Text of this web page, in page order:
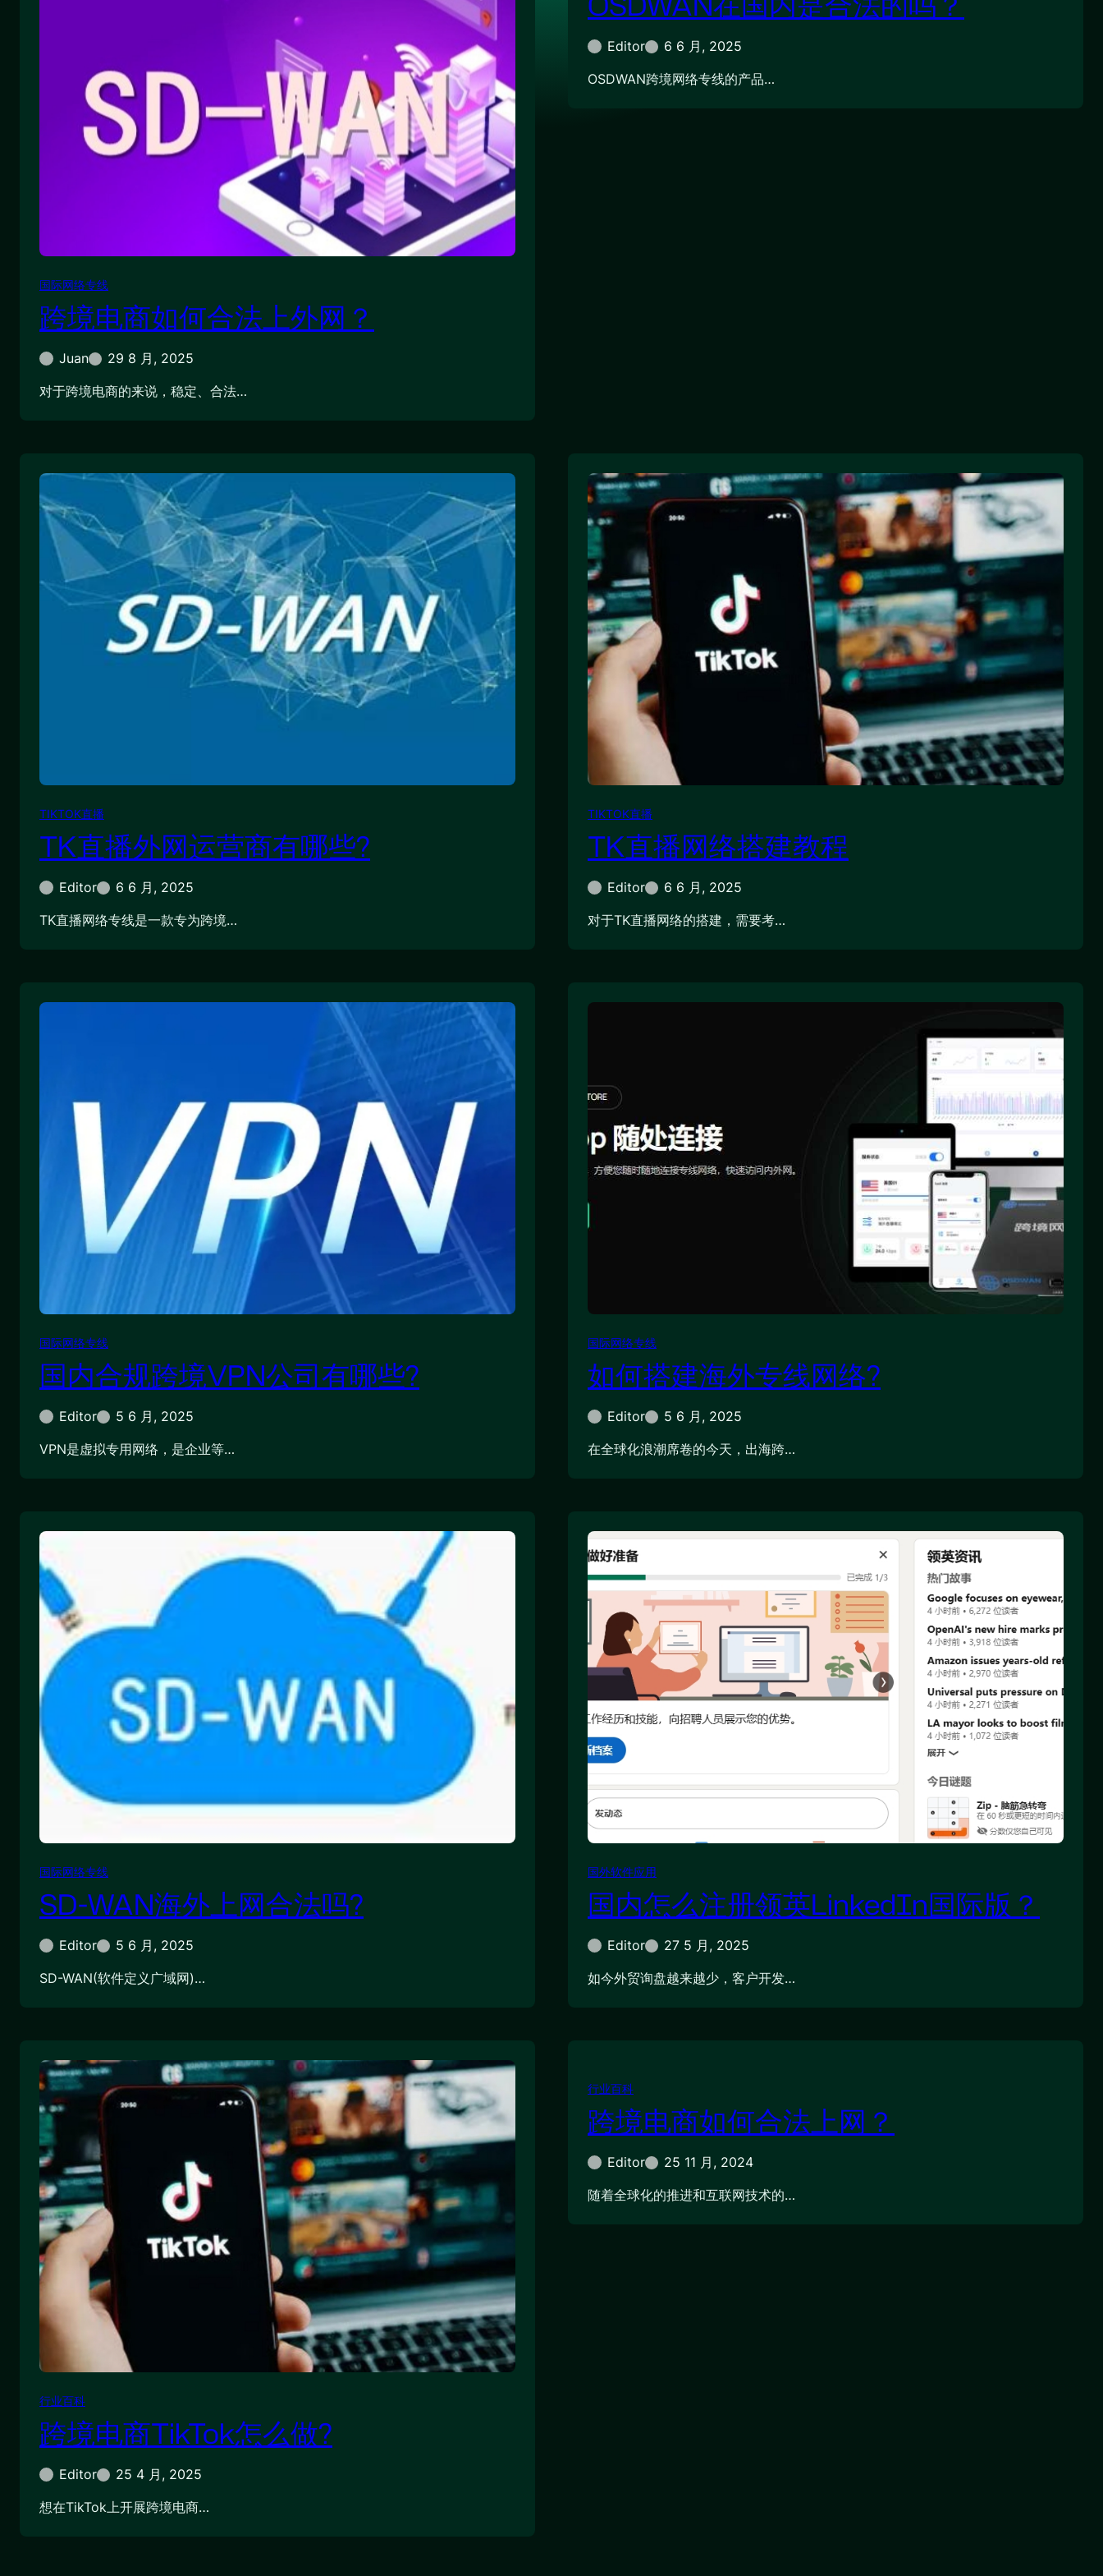
国际网络专线
跨境电商如何合法上外网？
Juan
29 8 月, 2025
对于跨境电商的来说，稳定、合法…
Editor
6 6 月, 2025
OSDWAN跨境网络专线的产品…
TIKTOK直播
TK直播外网运营商有哪些?
Editor
6 6 月, 2025
TK直播网络专线是一款专为跨境…
TIKTOK直播
TK直播网络搭建教程
Editor
6 6 月, 2025
对于TK直播网络的搭建，需要考…
国际网络专线
国内合规跨境VPN公司有哪些?
Editor
5 6 月, 2025
VPN是虚拟专用网络，是企业等…
国际网络专线
如何搭建海外专线网络?
Editor
5 6 月, 2025
在全球化浪潮席卷的今天，出海跨…
国际网络专线
SD-WAN海外上网合法吗?
Editor
5 6 月, 2025
SD-WAN(软件定义广域网)…
国外软件应用
国内怎么注册领英LinkedIn国际版？
Editor
27 5 月, 2025
如今外贸询盘越来越少，客户开发…
行业百科
跨境电商TikTok怎么做?
Editor
25 4 月, 2025
想在TikTok上开展跨境电商…
行业百科
跨境电商如何合法上网？
Editor
25 11 月, 2024
随着全球化的推进和互联网技术的…